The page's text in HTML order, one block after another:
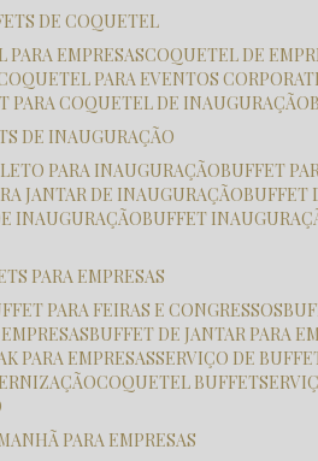
DE COQUETEL
PARA EMPRESAS COQUETEL DE
COQUETEL PARA EVENTOS
PARA COQUETEL DE INAUGURAÇÃO
DE INAUGURAÇÃO
PARA INAUGURAÇÃO BUFFET
JANTAR DE INAUGURAÇÃO
INAUGURAÇÃO BUFFET
PARA EMPRESAS
PARA FEIRAS E CONGRESSOS
BUFFET DE JANTAR PARA
PARA EMPRESAS SERVIÇO DE
COQUETEL BUFFET
MANHÃ PARA EMPRESAS